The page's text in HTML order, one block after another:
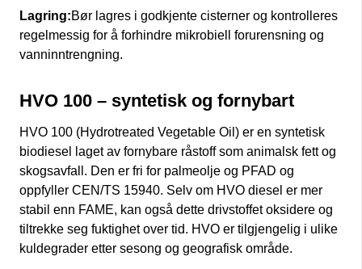
Lagring:Bør lagres i godkjente cisterner og kontrolleres
regelmessig for å forhindre mikrobiell forurensning og
vanninntrengning.
HVO 100 – syntetisk og fornybart
HVO 100 (Hydrotreated Vegetable Oil) er en syntetisk
biodiesel laget av fornybare råstoff som animalsk fett og
skogsavfall. Den er fri for palmeolje og PFAD og
oppfyller CEN/TS 15940. Selv om HVO diesel er mer
stabil enn FAME, kan også dette drivstoffet oksidere og
tiltrekke seg fuktighet over tid. HVO er tilgjengelig i ulike
kuldegrader etter sesong og geografisk område.